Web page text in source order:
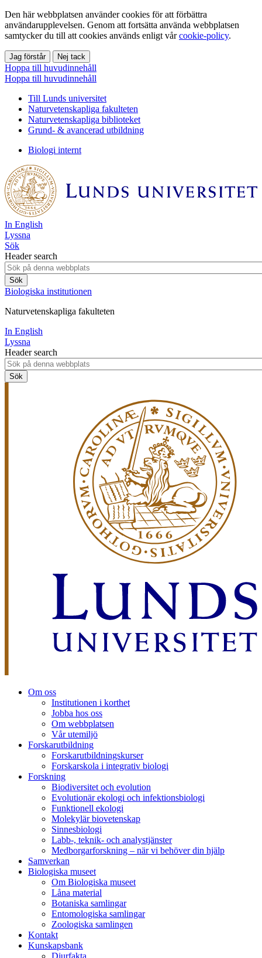
Den här webbplatsen använder cookies för att förbättra
användarupplevelsen. Genom att fortsätta använda webbplatsen
samtycker du till att cookies används enligt vårcookie-policy.
Jag förstår Nej tack
Hoppa till huvudinnehåll
Hoppa till huvudinnehåll
Till Lunds universitet
Naturvetenskapliga fakulteten
Naturvetenskapliga biblioteket
Grund- & avancerad utbildning
Biologi internt
In English
Lyssna
Sök
Header search
Biologiska institutionen
Naturvetenskapliga fakulteten
In English
Lyssna
Header search
Om oss
Institutionen i korthet
Jobba hos oss
Om webbplatsen
Vår utemiljö
Forskarutbildning
Forskarutbildningskurser
Forskarskola i integrativ biologi
Forskning
Biodiversitet och evolution
Evolutionär ekologi och infektionsbiologi
Funktionell ekologi
Molekylär biovetenskap
Sinnesbiologi
Labb-, teknik- och analystjänster
Medborgarforskning – när vi behöver din hjälp
Samverkan
Biologiska museet
Om Biologiska museet
Låna material
Botaniska samlingar
Entomologiska samlingar
Zoologiska samlingen
Kontakt
Kunskapsbank